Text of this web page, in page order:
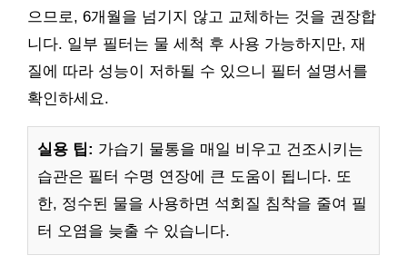
으므로, 6개월을 넘기지 않고 교체하는 것을 권장합
니다. 일부 필터는 물 세척 후 사용 가능하지만, 재
질에 따라 성능이 저하될 수 있으니 필터 설명서를
확인하세요.
실용 팁: 가습기 물통을 매일 비우고 건조시키는
습관은 필터 수명 연장에 큰 도움이 됩니다. 또
한, 정수된 물을 사용하면 석회질 침착을 줄여 필
터 오염을 늦출 수 있습니다.